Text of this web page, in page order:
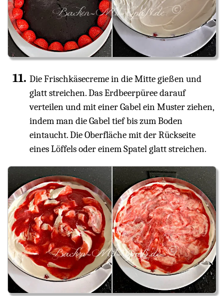
Die Frischkäsecreme in die Mitte gießen und
glatt streichen. Das Erdbeerpüree darauf
verteilen und mit einer Gabel ein Muster ziehen,
indem man die Gabel tief bis zum Boden
eintaucht. Die Oberfläche mit der Rückseite
eines Löffels oder einem Spatel glatt streichen.